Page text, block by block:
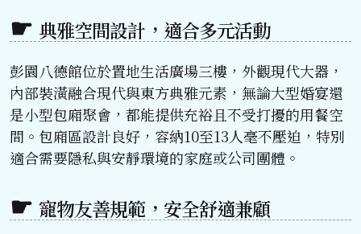
典雅空間設計，適合多元活動
彭園八德館位於置地生活廣場三樓，外觀現代大器，
內部裝潢融合現代與東方典雅元素，無論大型婚宴還
是小型包廂聚會，都能提供充裕且不受打擾的用餐空
間。包廂區設計良好，容納10至13人毫不壓迫，特別
適合需要隱私與安靜環境的家庭或公司團體。
寵物友善規範，安全舒適兼顧